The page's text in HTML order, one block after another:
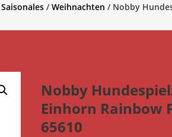
Saisonales/Weihnachten / Nobby
Nobby
Einhorn Rainbow
65610